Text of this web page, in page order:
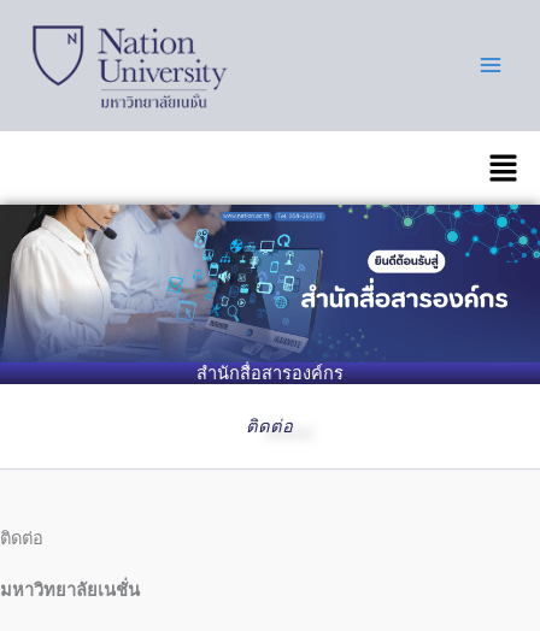
content
เมนู
สำนักสื่อสารองค์กร
ติดต่อ
ติดต่อ
มหาวิทยาลัยเนชั่น